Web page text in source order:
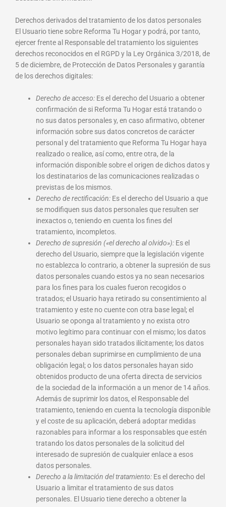
Derechos derivados del tratamiento de los datos personales
El Usuario tiene sobre Reforma Tu Hogar y podrá, por tanto,
ejercer frente al Responsable del tratamiento los siguientes
derechos reconocidos en el RGPD y la Ley Orgánica 3/2018, de
5 de diciembre, de Protección de Datos Personales y garantía
de los derechos digitales:
Derecho de acceso: Es el derecho del Usuario a obtener
confirmación de si Reforma Tu Hogar está tratando o
no sus datos personales y, en caso afirmativo, obtener
información sobre sus datos concretos de carácter
personal y del tratamiento que Reforma Tu Hogar haya
realizado o realice, así como, entre otra, de la
información disponible sobre el origen de dichos datos y
los destinatarios de las comunicaciones realizadas o
previstas de los mismos.
Derecho de rectificación: Es el derecho del Usuario a que
se modifiquen sus datos personales que resulten ser
inexactos o, teniendo en cuenta los fines del
tratamiento, incompletos.
Derecho de supresión («el derecho al olvido»): Es el
derecho del Usuario, siempre que la legislación vigente
no establezca lo contrario, a obtener la supresión de sus
datos personales cuando estos ya no sean necesarios
para los fines para los cuales fueron recogidos o
tratados; el Usuario haya retirado su consentimiento al
tratamiento y este no cuente con otra base legal; el
Usuario se oponga al tratamiento y no exista otro
motivo legítimo para continuar con el mismo; los datos
personales hayan sido tratados ilícitamente; los datos
personales deban suprimirse en cumplimiento de una
obligación legal; o los datos personales hayan sido
obtenidos producto de una oferta directa de servicios
de la sociedad de la información a un menor de 14 años.
Además de suprimir los datos, el Responsable del
tratamiento, teniendo en cuenta la tecnología disponible
y el coste de su aplicación, deberá adoptar medidas
razonables para informar a los responsables que estén
tratando los datos personales de la solicitud del
interesado de supresión de cualquier enlace a esos
datos personales.
Derecho a la limitación del tratamiento: Es el derecho del
Usuario a limitar el tratamiento de sus datos
personales. El Usuario tiene derecho a obtener la